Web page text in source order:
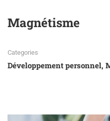
Magnétisme
Categories
Développement personnel,